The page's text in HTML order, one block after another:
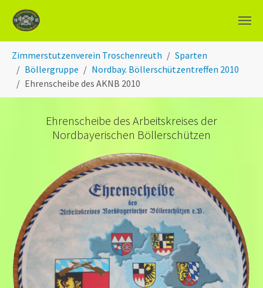
Zum Hauptinhalt springen
Zimmerstutzenverein Troschenreuth
Sparten
Böllergruppe
Nordbay. Böllerschützentreffen 2010
Ehrenscheibe des AKNB 2010
Ehrenscheibe des Arbeitskreises der
Nordbayerischen Böllerschützen